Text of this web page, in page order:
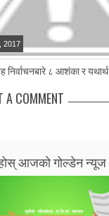
निर्वाचनबारे ८ आशंका र यथार्थ
2017
A COMMENT
आजको गोल्डेन न्यूज